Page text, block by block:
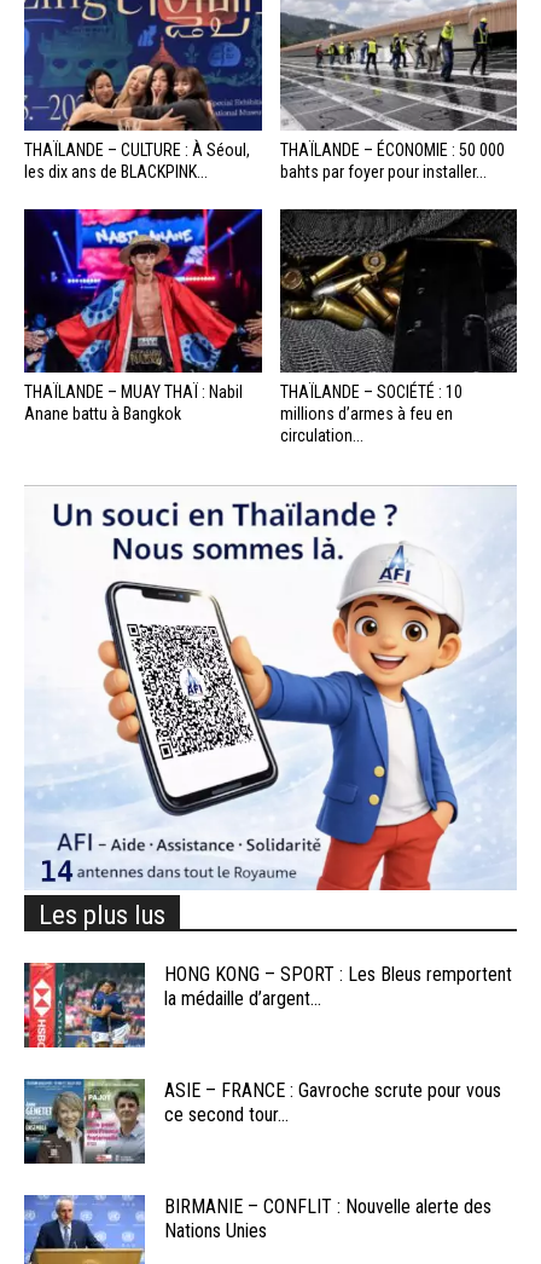
THAÏLANDE – CULTURE : À Séoul,
les dix ans de BLACKPINK...
THAÏLANDE – ÉCONOMIE : 50 000
bahts par foyer pour installer...
THAÏLANDE – MUAY THAÏ : Nabil
Anane battu à Bangkok
THAÏLANDE – SOCIÉTÉ : 10
millions d’armes à feu en
circulation...
Les plus lus
HONG KONG – SPORT : Les Bleus remportent
la médaille d’argent...
ASIE – FRANCE : Gavroche scrute pour vous
ce second tour...
BIRMANIE – CONFLIT : Nouvelle alerte des
Nations Unies